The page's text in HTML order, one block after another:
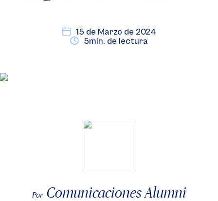
15 de Marzo de 2024
5min. de lectura
Por Comunicaciones Alumni